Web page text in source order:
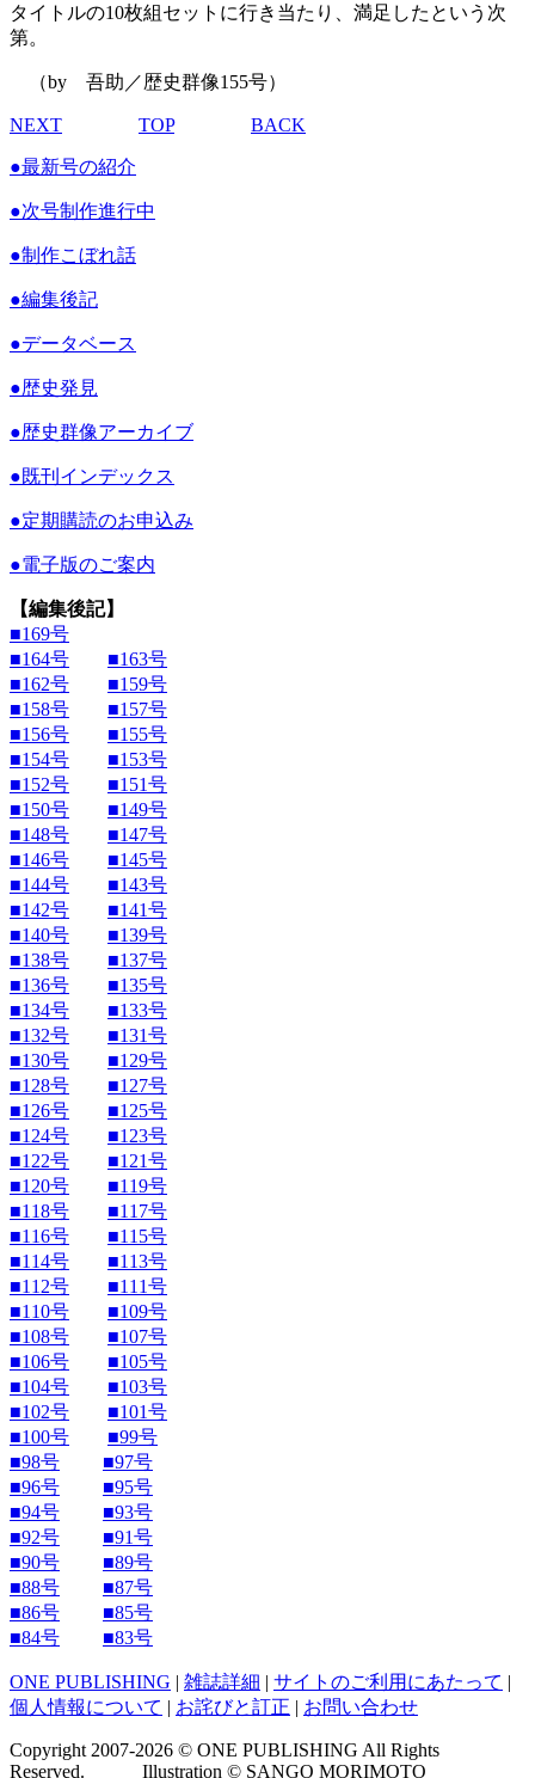
タイトルの10枚組セットに行き当たり、満足したという次
第。
（by 吾助／歴史群像155号）
NEXT TOP BACK
●最新号の紹介
●次号制作進行中
●制作こぼれ話
●編集後記
●データベース
●歴史発見
●歴史群像アーカイブ
●既刊インデックス
●定期購読のお申込み
●電子版のご案内
【編集後記】
■169号
■164号
■163号
■162号
■159号
■158号
■157号
■156号
■155号
■154号
■153号
■152号
■151号
■150号
■149号
■148号
■147号
■146号
■145号
■144号
■143号
■142号
■141号
■140号
■139号
■138号
■137号
■136号
■135号
■134号
■133号
■132号
■131号
■130号
■129号
■128号
■127号
■126号
■125号
■124号
■123号
■122号
■121号
■120号
■119号
■118号
■117号
■116号
■115号
■114号
■113号
■112号
■111号
■110号
■109号
■108号
■107号
■106号
■105号
■104号
■103号
■102号
■101号
■100号
■99号
■98号
■97号
■96号
■95号
■94号
■93号
■92号
■91号
■90号
■89号
■88号
■87号
■86号
■85号
■84号
■83号
ONE PUBLISHING | 雑誌詳細 | サイトのご利用にあたって |
個人情報について | お詫びと訂正 | お問い合わせ
Copyright 2007-2026 © ONE PUBLISHING All Rights
Reserved. Illustration © SANGO MORIMOTO